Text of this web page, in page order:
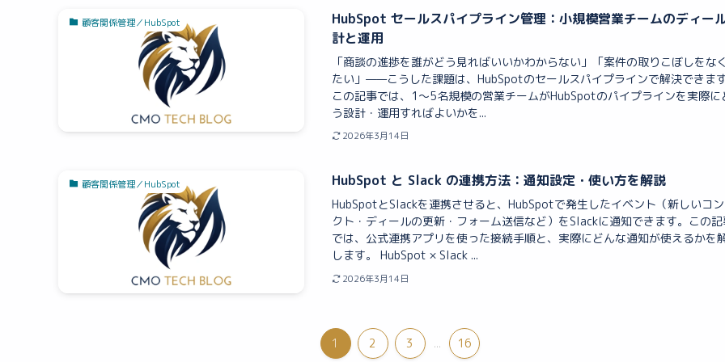
顧客関係管理／HubSpot
HubSpot セールスパイプライン管理：小規模営業チームのディー
計と運用
「商談の進捗を誰がどう見ればいいかわからない」「案件の取りこぼしをな
たい」——こうした課題は、HubSpotのセールスパイプラインで解決できます
この記事では、1〜5名規模の営業チームがHubSpotのパイプラインを実際に
う設計・運用すればよいかを...
2026年3月14日
顧客関係管理／HubSpot HubSpot と Slack の連携方法：通知設定・使い方を解説
HubSpotとSlackを連携させると、HubSpotで発生したイベント（新しいコ
クト・ディールの更新・フォーム送信など）をSlackに通知できます。この記
では、公式連携アプリを使った接続手順と、実際にどんな通知が使えるかを
します。 HubSpot × Slack ...
2026年3月14日
1 2 3 ... 16